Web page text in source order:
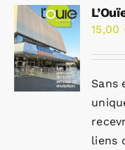
15,00
Sans
liens